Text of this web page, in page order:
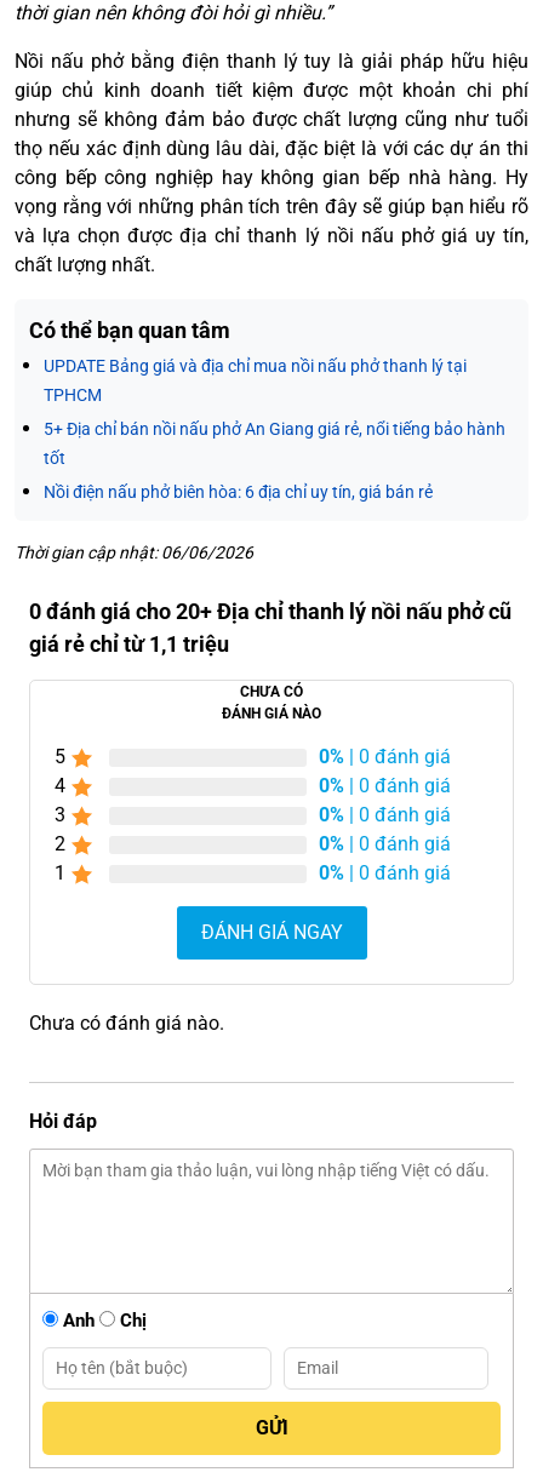
thời gian nên không đòi hỏi gì nhiều.”
Nồi nấu phở bằng điện thanh lý tuy là giải pháp hữu hiệu
giúp chủ kinh doanh tiết kiệm được một khoản chi phí
nhưng sẽ không đảm bảo được chất lượng cũng như tuổi
thọ nếu xác định dùng lâu dài, đặc biệt là với các dự án thi
công bếp công nghiệp hay không gian bếp nhà hàng. Hy
vọng rằng với những phân tích trên đây sẽ giúp bạn hiểu rõ
và lựa chọn được địa chỉ thanh lý nồi nấu phở giá uy tín,
chất lượng nhất.
Có thể bạn quan tâm
UPDATE Bảng giá và địa chỉ mua nồi nấu phở thanh lý tại
TPHCM
5+ Địa chỉ bán nồi nấu phở An Giang giá rẻ, nổi tiếng bảo hành
tốt
Nồi điện nấu phở biên hòa: 6 địa chỉ uy tín, giá bán rẻ
Thời gian cập nhật: 06/06/2026
0 đánh giá cho 20+ Địa chỉ thanh lý nồi nấu phở cũ
giá rẻ chỉ từ 1,1 triệu
CHƯA CÓ
ĐÁNH GIÁ NÀO
5 0% | 0 đánh giá
4
0% | 0 đánh giá
3
0% | 0 đánh giá
2
0% | 0 đánh giá
1
0% | 0 đánh giá
ĐÁNH GIÁ NGAY
Chưa có đánh giá nào.
Hỏi đáp
Anh Chị